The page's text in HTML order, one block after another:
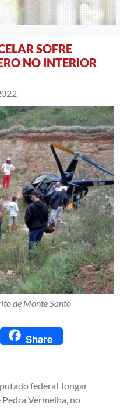
SOFRE
NO INTERIOR
de Monte Santo
PrintFriendly
Share
federal Jongar
Vermelha, no